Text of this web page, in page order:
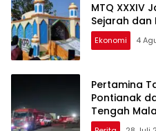
MTQ XXXIV
Sejarah
Ekonomi 4
Pertamina
Pontianak
Tengah